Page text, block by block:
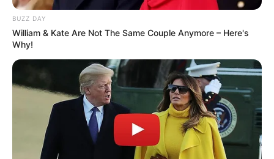
BUZZ DAY
William & Kate Are Not The Same Couple Anymore – Here's
Why!